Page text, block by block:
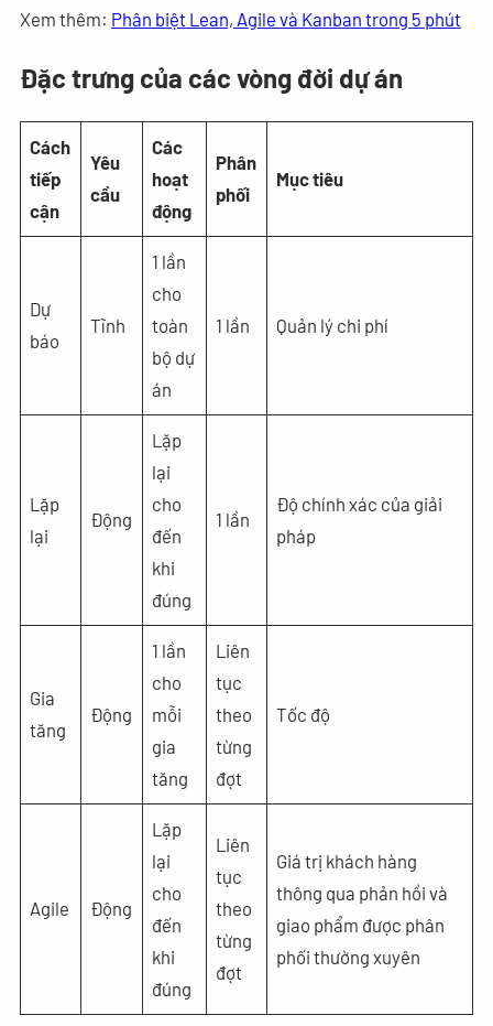
Xem thêm: Phân biệt Lean, Agile và Kanban trong 5 phút
Đặc trưng của các vòng đời dự án
Cách
tiếp
cận
Yêu
cầu
Các
hoạt
động
Phân
phối
Mục tiêu
Dự
báo
Tĩnh
1 lần
cho
toàn
bộ dự
án
1 lần Quản lý chi phí
Lặp
lại
Động
Lặp
lại
cho
đến
khi
đúng
1 lần
Độ chính xác của giải
pháp
Gia
tăng
Động
1 lần
cho
mỗi
gia
tăng
Liên
tục
theo
từng
đợt
Tốc độ
Agile Động
Lặp
lại
cho
đến
khi
đúng
Liên
tục
theo
từng
đợt
Giá trị khách hàng
thông qua phản hồi và
giao phẩm được phân
phối thường xuyên